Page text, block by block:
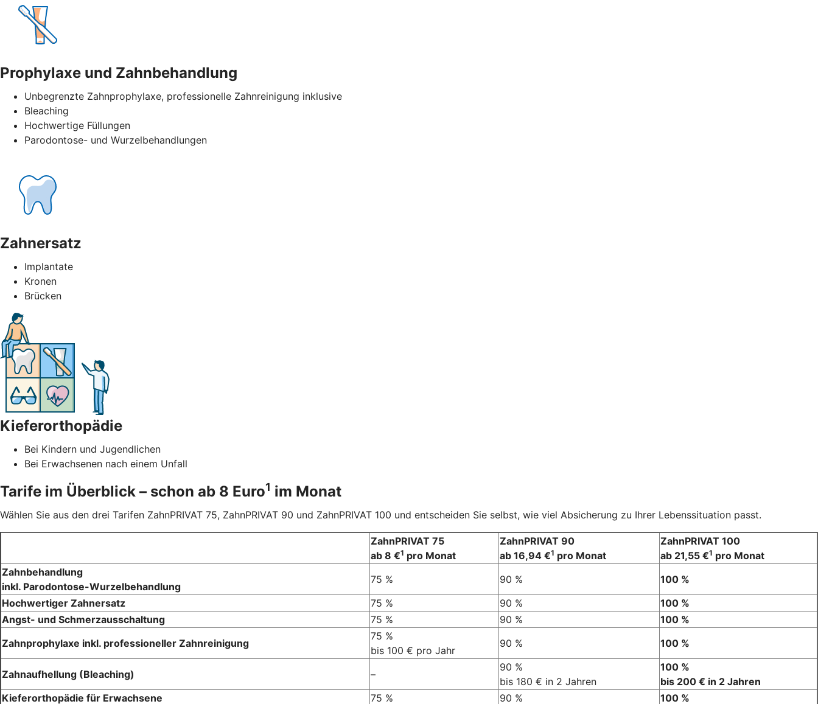
Prophylaxe und Zahnbehandlung
Unbegrenzte Zahnprophylaxe, professionelle Zahnreinigung inklusive
Bleaching
Hochwertige Füllungen
Parodontose- und Wurzelbehandlungen
Zahnersatz
Implantate
Kronen
Brücken
Kieferorthopädie
Bei Kindern und Jugendlichen
Bei Erwachsenen nach einem Unfall
Tarife im Überblick – schon ab 8 Euro1 im Monat
Wählen Sie aus den drei Tarifen ZahnPRIVAT 75, ZahnPRIVAT 90 und ZahnPRIVAT 100 und entscheiden Sie selbst, wie viel Absicherung zu Ihrer Lebenssituation passt.
ZahnPRIVAT 75
ab 8 €1 pro Monat
ZahnPRIVAT 90
ab 16,94 €1 pro Monat
ZahnPRIVAT 100
ab 21,55 €1 pro Monat
Zahnbehandlung
inkl. Parodontose-Wurzelbehandlung
75 % 90 %
100 %
Hochwertiger Zahnersatz
75 % 90 %
100 %
Angst- und Schmerzausschaltung
75 % 90 %
100 %
Zahnprophylaxe inkl. professioneller Zahnreinigung
75 %
bis 100 € pro Jahr
90 % 100 %
Zahnaufhellung (Bleaching) –
90 %
bis 180 € in 2 Jahren
100 %
bis 200 € in 2 Jahren
Kieferorthopädie für Erwachsene
75 % 90 % 100 %